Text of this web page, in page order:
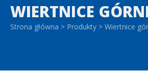
WIERTNICE
Strona główna > Produkty > Wiertnice